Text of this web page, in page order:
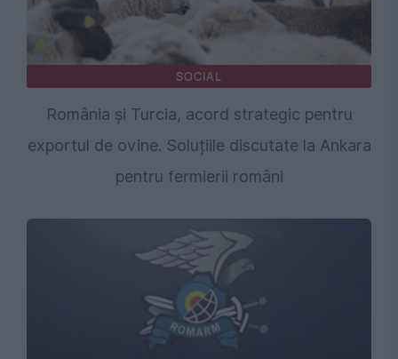
SOCIAL
România și Turcia, acord strategic pentru
exportul de ovine. Soluțiile discutate la Ankara
pentru fermierii români